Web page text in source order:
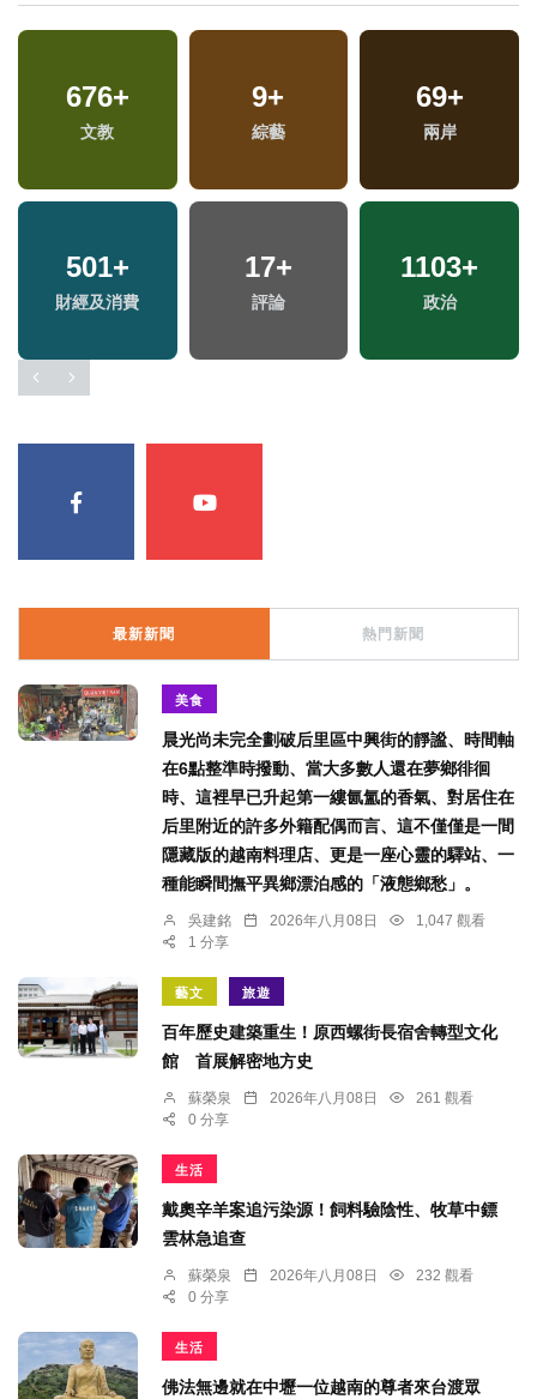
1+
兩岸藝苑天地
348
熱門
73+
美食
1377+
社會
1+
2023金鐘獎
411+
旅遊
最新新聞 熱門新聞
美食
晨光尚未完全劃破后里區中興街的靜謐、時間軸
在6點整準時撥動、當大多數人還在夢鄉徘徊
時、這裡早已升起第一縷氤氳的香氣、對居住在
后里附近的許多外籍配偶而言、這不僅僅是一間
隱藏版的越南料理店、更是一座心靈的驛站、一
種能瞬間撫平異鄉漂泊感的「液態鄉愁」。
吳建銘 2026年八月08日
1,047 觀看
1 分享
藝文 旅遊
百年歷史建築重生！原西螺街長宿舍轉型文化
館 首展解密地方史
蘇榮泉 2026年八月08日
261 觀看
0 分享
生活
戴奧辛羊案追污染源！飼料驗陰性、牧草中鏢
雲林急追查
蘇榮泉 2026年八月08日
232 觀看
0 分享
生活
佛法無邊就在中壢一位越南的尊者來台渡眾